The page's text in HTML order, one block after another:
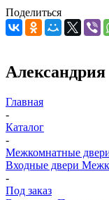
Поделиться
Александрия
Главная
-
Каталог
-
Межкомнатные
Входные двери
-
Под заказ